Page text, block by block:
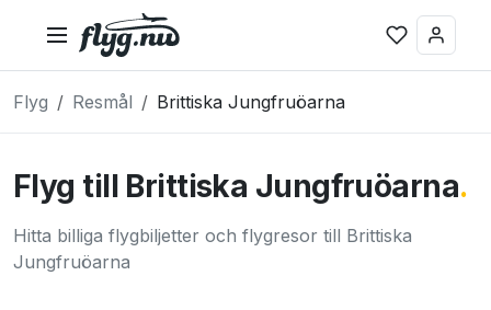
Flyg Resmål Brittiska Jungfruöarna
Flyg till Brittiska Jungfruöarna.
Hitta billiga flygbiljetter och flygresor till Brittiska
Jungfruöarna